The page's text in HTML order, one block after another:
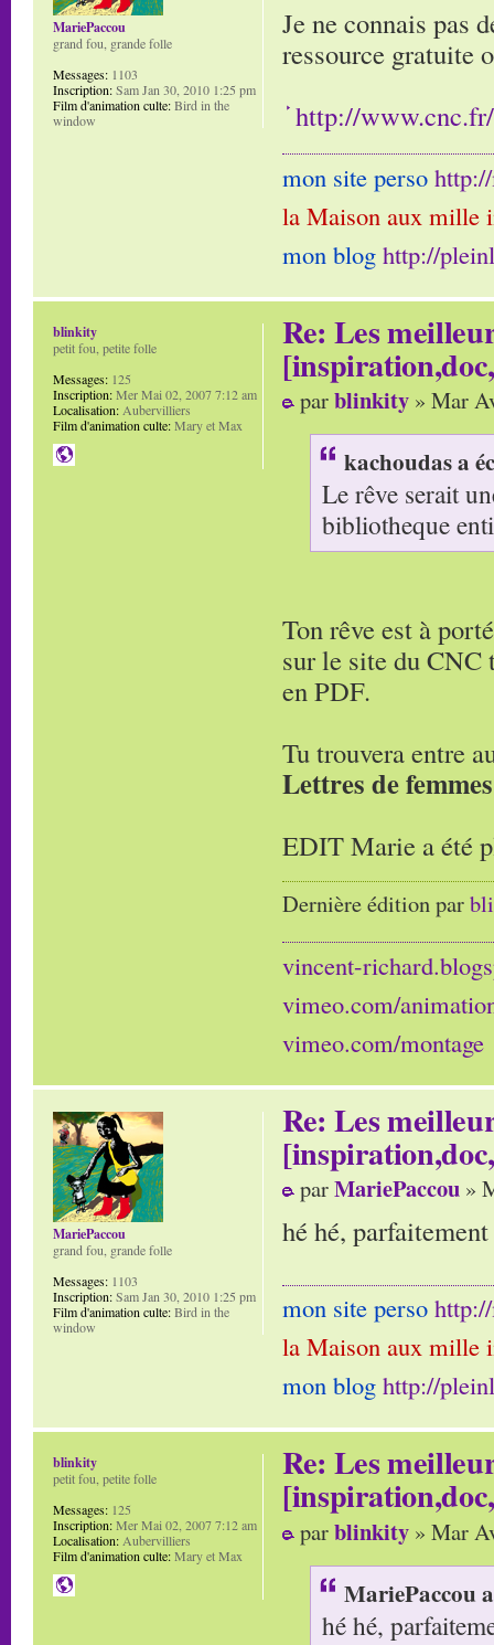
Je ne connais pas
ressource gratuite
http://
mon site perso
la Maison aux mille
mon blog http://
MariePaccou
grand fou, grande folle
Messages: 1103
Inscription:Sam Jan 30, 2010 1:25 pm
Film d'animation culte:Bird in the
window
Re: Les
parblinkity » Mar
kachoudas a
Le rêve serait
bibliotheque
Ton rêve est à
sur le site du CNC
en PDF.
Tu trouvera entre
Lettres de femmes
EDIT Marie a été
Dernière édition par
vincent-
vimeo.com/
vimeo.com/montage
blinkity
petit fou, petite folle
Messages: 125
Inscription:Mer Mai 02, 2007 7:12 am
Localisation: Aubervilliers
Film d'animation culte:Mary et Max
Re: Les
parMariePaccou »
hé hé,
mon site perso
la Maison aux mille
mon blog http://
MariePaccou
grand fou, grande folle
Messages: 1103
Inscription:Sam Jan 30, 2010 1:25 pm
Film d'animation culte:Bird in the
window
Re: Les
parblinkity » Mar
MariePaccou
hé hé,
blinkity
petit fou, petite folle
Messages: 125
Inscription:Mer Mai 02, 2007 7:12 am
Localisation: Aubervilliers
Film d'animation culte:Mary et Max